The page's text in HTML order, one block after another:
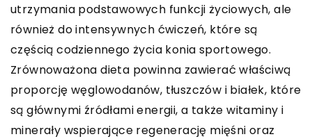
utrzymania podstawowych funkcji życiowych, ale
również do intensywnych ćwiczeń, które są
częścią codziennego życia konia sportowego.
Zrównoważona dieta powinna zawierać właściwą
proporcję węglowodanów, tłuszczów i białek, które
są głównymi źródłami energii, a także witaminy i
minerały wspierające regenerację mięśni oraz